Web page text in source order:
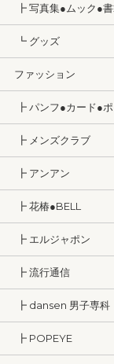
┣ 写真集●ムック●
┗ グッズ
ファッション
┣ パンフ●カード●
┣ メンズクラブ
┣ アンアン
┣ 花椿●BELL
┣ エルジャポン
┣ 流行通信
┣ dansen 男子専科
┣ POPEYE